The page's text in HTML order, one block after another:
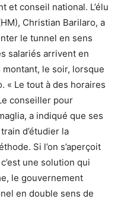
et conseil national. L’élu
Christian Barilaro, a
le tunnel en sens
salariés arrivent en
le soir, lorsque
« Le tout à des horaires
conseiller pour
a indiqué que ses
d’étudier la
Si l’on s’aperçoit
une solution qui
le gouvernement
en double sens de